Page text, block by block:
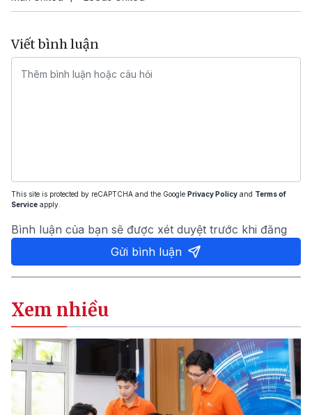
Viết bình luận
This site is protected by reCAPTCHA and the Google Privacy Policy and Terms of
Service apply.
Bình luận của bạn sẽ được xét duyệt trước khi đăng
Gửi bình luận
Xem nhiều